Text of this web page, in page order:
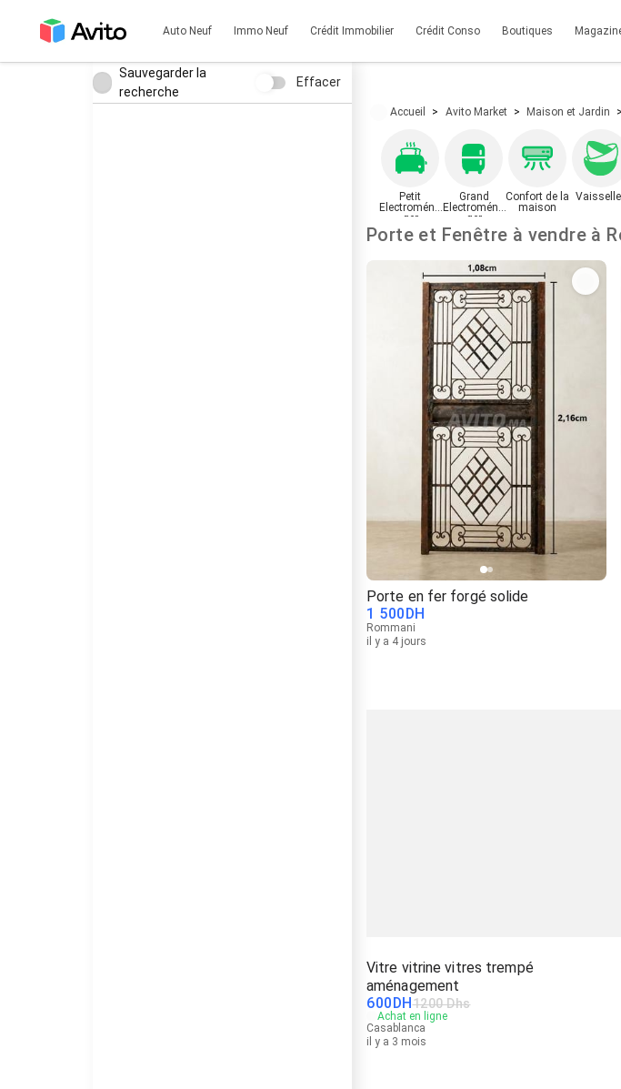
Auto Neuf Immo Neuf Crédit Immobilier Crédit Conso Boutiques
Sauvegarder la
recherche
Effacer
Accueil Avito Market Maison et Jardin
Petit
Electroména
ger
Grand
Electroména
ger
Confort de la
maison
Porte en fer forgé solide
1 500DH
Rommani
il y a 4 jours
Vitre vitrine vitres trempé
aménagement
600DH1200 Dhs
Achat en ligne
Casablanca
il y a 3 mois